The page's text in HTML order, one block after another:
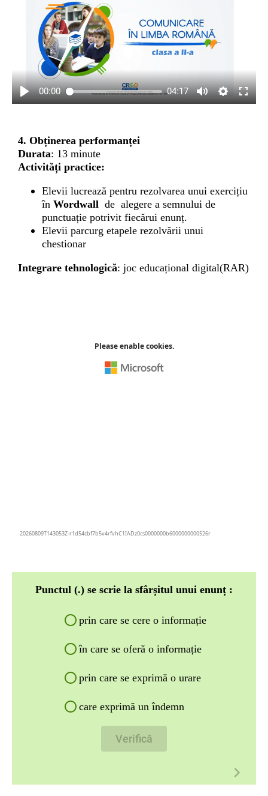
00:00 04:17
4. Obținerea performanței
Durata: 13 minute
Activități practice:
Elevii lucrează pentru rezolvarea unui exercițiu
în Wordwall de alegere a semnului de
punctuație potrivit fiecărui enunț.
Elevii parcurg etapele rezolvării unui
chestionar
Integrare tehnologică: joc educațional digital(RAR)
Punctul (.) se scrie la sfârșitul unui enunț :
prin care se cere o informație
în care se oferă o informație
prin care se exprimă o urare
care exprimă un îndemn
Verifică